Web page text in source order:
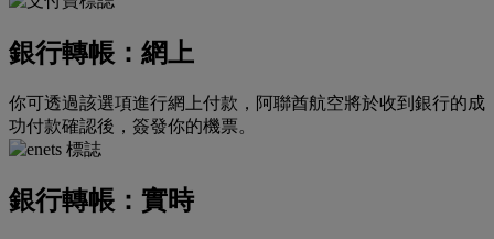
銀行轉帳：網上
你可透過該選項進行網上付款，阿聯酋航空將於收到銀行的成
功付款確認後，簽發你的機票。
銀行轉帳：實時